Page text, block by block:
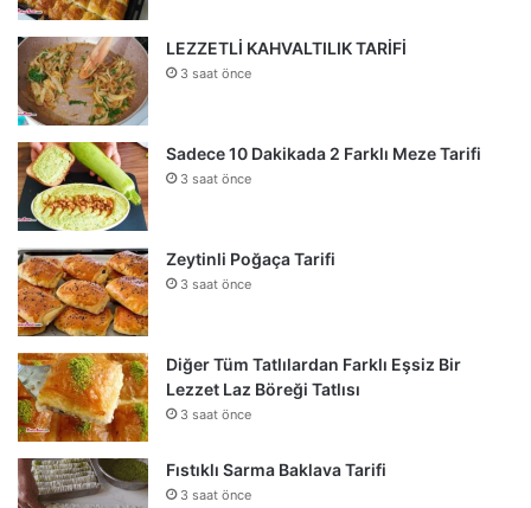
LEZZETLİ KAHVALTILIK TARİFİ
3 saat önce
Sadece 10 Dakikada 2 Farklı Meze Tarifi
3 saat önce
Zeytinli Poğaça Tarifi
3 saat önce
Diğer Tüm Tatlılardan Farklı Eşsiz Bir
Lezzet Laz Böreği Tatlısı
3 saat önce
Fıstıklı Sarma Baklava Tarifi
3 saat önce